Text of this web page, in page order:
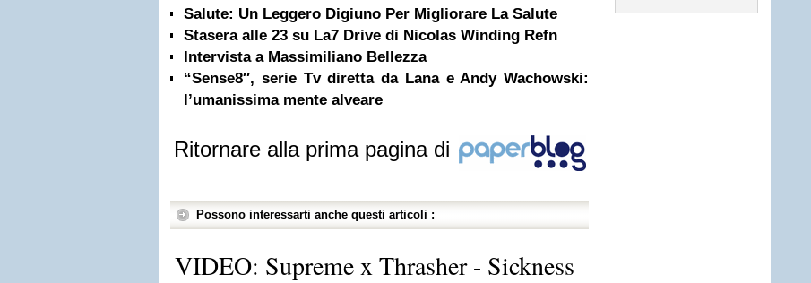
Salute: Un Leggero Digiuno Per Migliorare La Salute
Stasera alle 23 su La7 Drive di Nicolas Winding Refn
Intervista a Massimiliano Bellezza
“Sense8″, serie Tv diretta da Lana e Andy Wachowski:
l’umanissima mente alveare
Ritornare alla prima pagina di
Possono interessarti anche questi articoli :
VIDEO: Supreme x Thrasher - Sickness